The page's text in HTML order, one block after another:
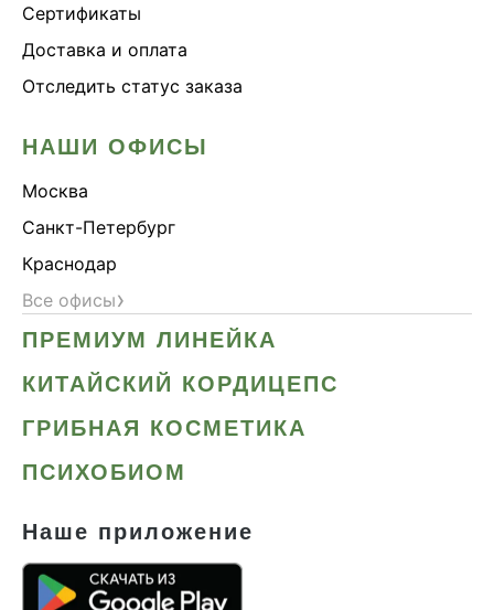
Сертификаты
Доставка и оплата
Отследить статус заказа
НАШИ ОФИСЫ
Москва
Санкт-Петербург
Краснодар
Все офисы›
ПРЕМИУМ ЛИНЕЙКА
КИТАЙСКИЙ КОРДИЦЕПС
ГРИБНАЯ КОСМЕТИКА
ПСИХОБИОМ
Наше приложение